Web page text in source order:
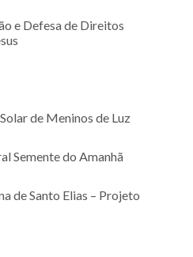
e Defesa de Direitos
de Meninos de Luz
Semente do Amanhã
de Santo Elias – Projeto